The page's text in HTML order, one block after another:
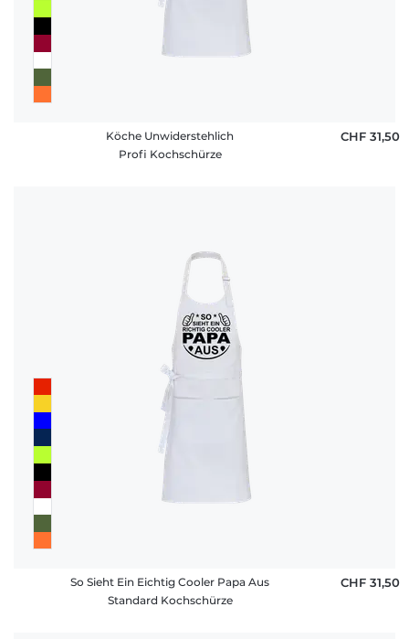
Köche Unwiderstehlich
Profi Kochschürze
CHF 31,50
So Sieht Ein Eichtig Cooler Papa Aus
Standard Kochschürze
CHF 31,50